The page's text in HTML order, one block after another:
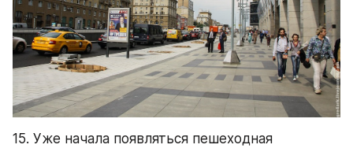
15. Уже начала появляться пешеходная